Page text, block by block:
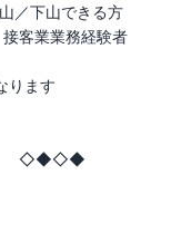
／下山できる方
客業業務経験者
ります
）　◇◆◇◆